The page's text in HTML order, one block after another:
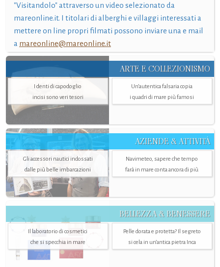
"Visitandolo" attraverso un video selezionato da
mareonline.it. I titolari di alberghi e villaggi interessati a
mettere on line propri filmati possono inviare una e mail
a mareonline@mareonline.it
ARTE E COLLEZIONISMO
I denti di capodoglio
incisi sono veri tesori
Un’autentica falsaria copia
i quadri di mare più famosi
AZIENDE & ATTIVITÀ
Gli accessori nautici indossati
dalle più belle imbarcazioni
Navimeteo, sapere che tempo
farà in mare conta ancora di più
BELLEZZA & BENESSERE
Il laboratorio di cosmetici
che si specchia in mare
Pelle dorata e protetta? Il segreto
si cela in un’antica pietra Inca